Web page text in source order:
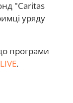
"Caritas
уряду
програми
.